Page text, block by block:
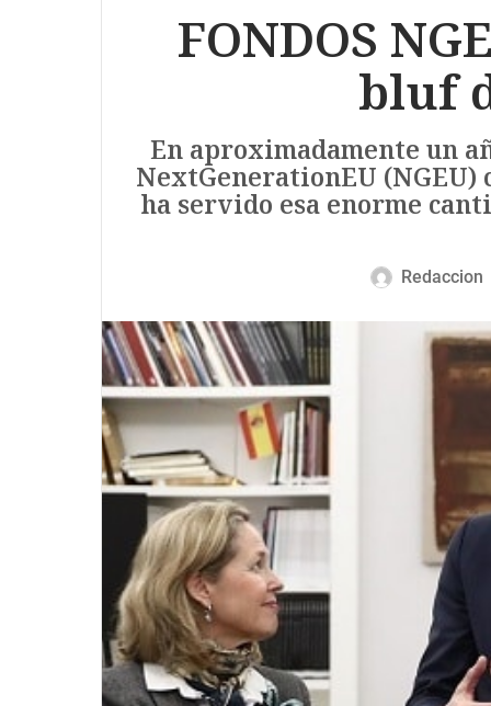
FONDOS
bluf
En aproximadamente un
NextGenerationEU
ha servido esa enorme
Redaccion